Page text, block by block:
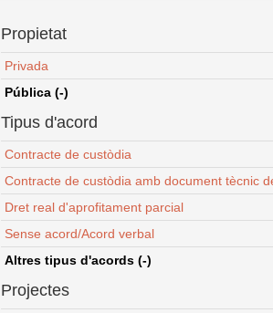
Propietat
Privada
Pública (-)
Tipus d'acord
Contracte de custòdia
Contracte de custòdia amb document tècnic
Dret real d'aprofitament parcial
Sense acord/Acord verbal
Altres tipus d'acords (-)
Projectes